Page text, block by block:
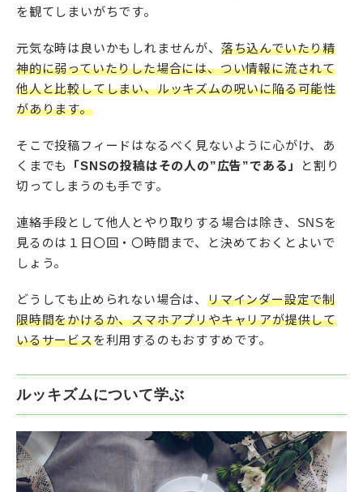
を観てしまいがちです。
元気な時は良いかもしれませんが、 落ち込んでいたり精
神的に弱っていたりした場合には、つい情報に流されて
他人と比較してしまい、ルッキズムの呪いに陥る可能性
があります。
そこで投稿フィードはなるべく見ないように心がけ、あ
くまでも
「SNSの投稿はその人の”広告”である」
と割り
切ってしまうのも手です。
連絡手段として他人とやり取りする場合は除き、SNSを
見るのは１日〇回・〇時間まで、と決めておくとよいで
しょう。
どうしても止められない場合は、リマインダー設定で制
限時間をかけるか、スマホアプリやキャリアが提供して
いるサービスを利用するのもおすすめです。
ルッキズムについて学ぶ